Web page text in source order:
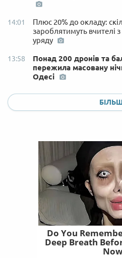
14:01
Плюс 20% до окладу:
зароблятимуть вчителі
уряду
13:58
Понад 200 дронів та
пережила масовану
Одесі
Do You
Deep Breath